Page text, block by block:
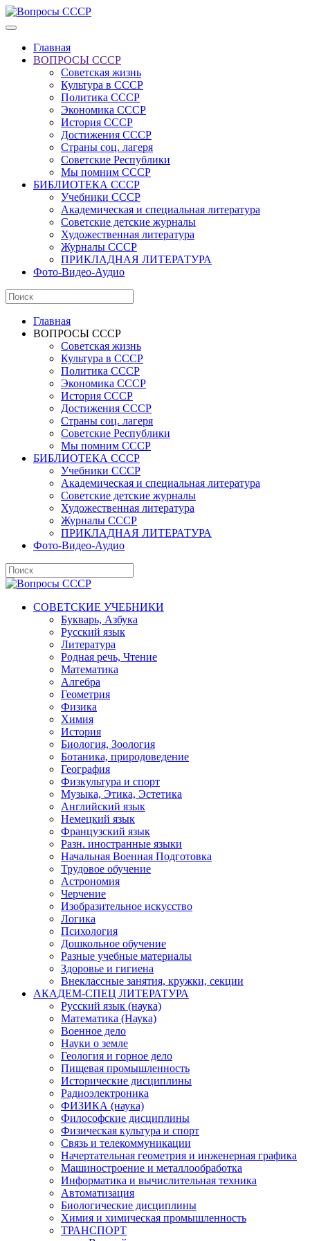
Главная
ВОПРОСЫ СССР
Советская жизнь
Культура в СССР
Политика СССР
Экономика СССР
История СССР
Достижения СССР
Страны соц. лагеря
Советские Республики
Мы помним СССР
БИБЛИОТЕКА СССР
Учебники СССР
Академическая и специальная литература
Советские детские журналы
Художественная литература
Журналы СССР
ПРИКЛАДНАЯ ЛИТЕРАТУРА
Фото-Видео-Аудио
Главная
ВОПРОСЫ СССР
Советская жизнь
Культура в СССР
Политика СССР
Экономика СССР
История СССР
Достижения СССР
Страны соц. лагеря
Советские Республики
Мы помним СССР
БИБЛИОТЕКА СССР
Учебники СССР
Академическая и специальная литература
Советские детские журналы
Художественная литература
Журналы СССР
ПРИКЛАДНАЯ ЛИТЕРАТУРА
Фото-Видео-Аудио
СОВЕТСКИЕ УЧЕБНИКИ
Букварь, Азбука
Русский язык
Литература
Родная речь, Чтение
Математика
Алгебра
Геометрия
Физика
Химия
История
Биология, Зоология
Ботаника, природоведение
География
Физкультура и спорт
Музыка, Этика, Эстетика
Английский язык
Немецкий язык
Французский язык
Разн. иностранные языки
Начальная Военная Подготовка
Трудовое обучение
Астрономия
Черчение
Изобразительное искусство
Логика
Психология
Дошкольное обучение
Разные учебные материалы
Здоровье и гигиена
Внеклассные занятия, кружки, секции
АКАДЕМ-СПЕЦ ЛИТЕРАТУРА
Русский язык (наука)
Математика (Наука)
Военное дело
Науки о земле
Геология и горное дело
Пищевая промышленность
Исторические дисциплины
Радиоэлектроника
ФИЗИКА (наука)
Философские дисциплины
Физическая культура и спорт
Связь и телекоммуникации
Начертательная геометрия и инженерная графика
Машиностроение и металлообработка
Информатика и вычислительная техника
Автоматизация
Биологические дисциплины
Химия и химическая промышленность
ТРАНСПОРТ